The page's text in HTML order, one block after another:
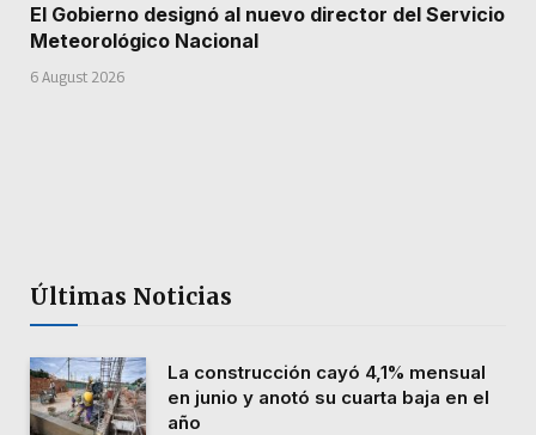
El Gobierno designó al nuevo director del Servicio
Meteorológico Nacional
6 August 2026
Últimas Noticias
La construcción cayó 4,1% mensual
en junio y anotó su cuarta baja en el
año